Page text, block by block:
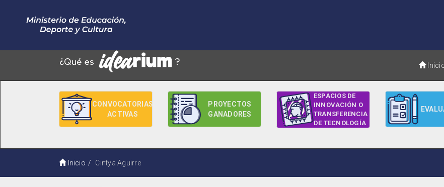
CONVOCATORIAS
ACTIVAS
PROYECTOS
GANADORES
ESPACIOS DE
INNOVACIÓN O
TRANSFERENCIA
DE TECNOLOGÍA
Inicio Cintya Aguirre